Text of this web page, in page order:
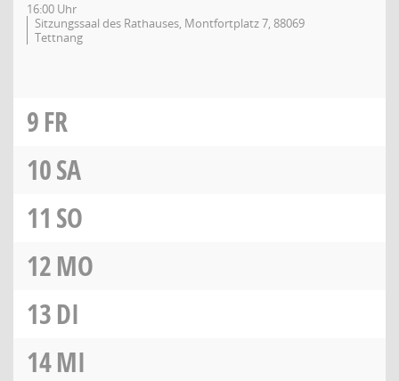
16:00 Uhr
Sitzungssaal des Rathauses, Montfortplatz 7, 88069
Tettnang
9FR
10SA
11 SO
12MO
13DI
14MI